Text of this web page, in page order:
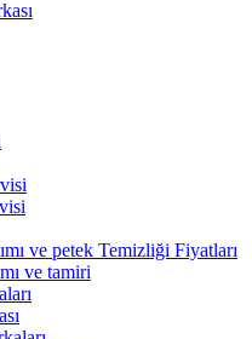
ve petek Temizliği Fiyatları
ve tamiri